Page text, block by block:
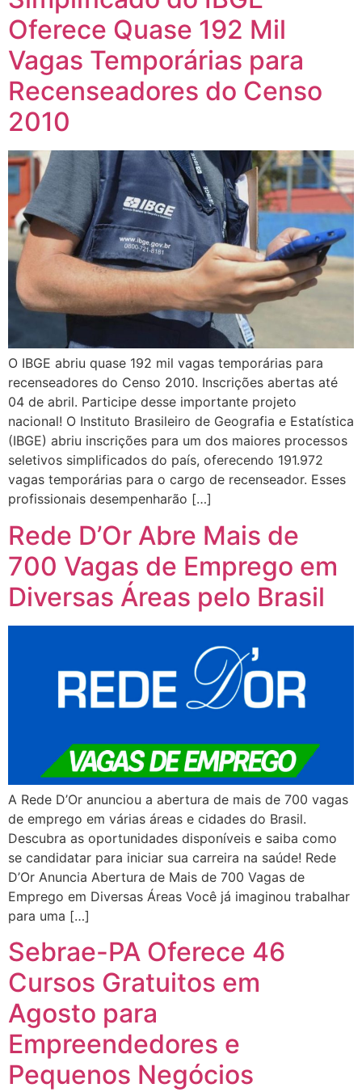
Oferece Quase 192 Mil
Vagas Temporárias para
Recenseadores do Censo
2010
O IBGE abriu quase 192 mil vagas temporárias para
recenseadores do Censo 2010. Inscrições abertas até
04 de abril. Participe desse importante projeto
nacional! O Instituto Brasileiro de Geografia e Estatística
(IBGE) abriu inscrições para um dos maiores processos
seletivos simplificados do país, oferecendo 191.972
vagas temporárias para o cargo de recenseador. Esses
profissionais desempenharão […]
Rede D’Or Abre Mais de
700 Vagas de Emprego em
Diversas Áreas pelo Brasil
A Rede D’Or anunciou a abertura de mais de 700 vagas
de emprego em várias áreas e cidades do Brasil.
Descubra as oportunidades disponíveis e saiba como
se candidatar para iniciar sua carreira na saúde! Rede
D’Or Anuncia Abertura de Mais de 700 Vagas de
Emprego em Diversas Áreas Você já imaginou trabalhar
para uma […]
Sebrae-PA Oferece 46
Cursos Gratuitos em
Agosto para
Empreendedores e
Pequenos Negócios